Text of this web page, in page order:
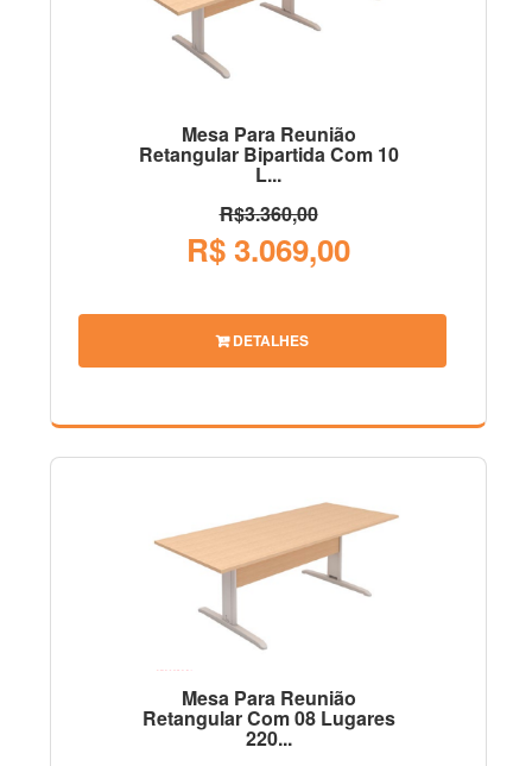
Mesa Para Reunião
Retangular Bipartida Com 10
L...
R$3.360,00
R$ 3.069,00
DETALHES
Mesa Para Reunião
Retangular Com 08 Lugares
220...